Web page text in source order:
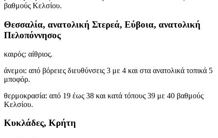
βαθμούς Κελσίου.
Θεσσαλία, ανατολική Στερεά, Εύβοια, ανατολική
Πελοπόννησος
καιρός: αίθριος.
άνεμοι: από βόρειες διευθύνσεις 3 με 4 και στα ανατολικά τοπικά 5
μποφόρ.
θερμοκρασία: από 19 έως 38 και κατά τόπους 39 με 40 βαθμούς
Κελσίου.
Κυκλάδες, Κρήτη